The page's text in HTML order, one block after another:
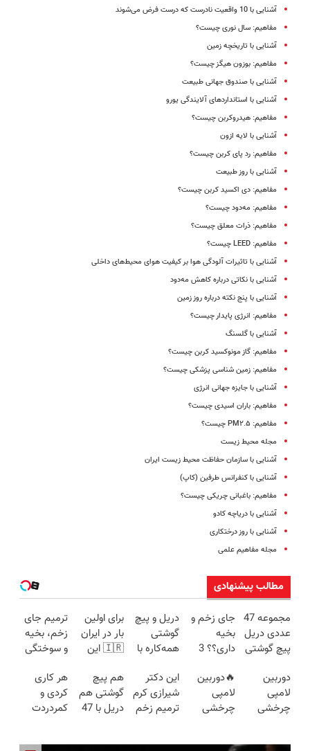
آشنایی با 10 واقعیت نادرست که درست فرض می‌شوند
مفاهیم: سال نوری چیست؟
آشنایی با تاریخچه زمین
مفاهیم: بوزون هیگز چیست؟
آشنایی با صندوق جهانی طبیعت
آشنایی با استانداردهای آلایندگی یورو
مفاهیم: هیدروکربن چیست؟
آشنایی با لایه ازون
مفاهیم: رد پای کربن چیست؟
آشنایی با روز طبیعت
مفاهیم: دی‌ اکسید کربن چیست؟
مفاهیم: مه‌دود چیست؟
مفاهیم: ذرات معلق چیست؟
مفاهیم: LEED چیست؟
آشنایی با تاثیرات آلودگی هوا بر کیفیت هوای محیط‌های داخلی
آشنایی با نکاتی درباره کاهش مه‌دود
آشنایی با پنج نکته درباره روز زمین
مفاهیم: انرژی پایدار چیست؟
آشنایی با گلسنگ
مفاهیم: گاز مونوکسید کربن چیست؟
مفاهیم: زمین شناسى پزشکى چیست؟
آشنایی با جایزه جهانی انرژی
مفاهیم: باران اسیدی چیست؟
مفاهیم: PM۲.۵ چیست؟
مجله محیط زیست
آشنایی با سازمان حفاظت محیط زیست ایران
آشنایی با کنفرانس طرفین (کاپ)
مفاهیم: باغبانی چریکی چیست؟
آشنایی با دریاچه کادو
آشنایی با روز درختکاری
مجله مفاهیم علمی
مطالب پیشنهادی
مجموعه 47
عددی دریل
پیچ گوشتی
(تخفیف به
مدت
محدود)
جای زخم و
بخیه
داری؟؟ 3
محوش کن!
دریل و پیچ
گوشتی
همه‌کاره با
هوشمند ⚙️
(نصف
قیمت بازار
برای اولین
بار در ایران
🇮🇷 این
ترمیم کننده
23 روزه
ساخت!
ترمیم جای
زخم، بخیه
و سوختگی
هفته!!😍
دوربین
لامپی
چرخشی
🔥دوربین
لامپی
چرخشی
این دکتر
شیرازی کرم
ترمیم زخم
هم پیچ
گوشتی هم
دریل با 47
هر کاری
کردی و
کمردردت